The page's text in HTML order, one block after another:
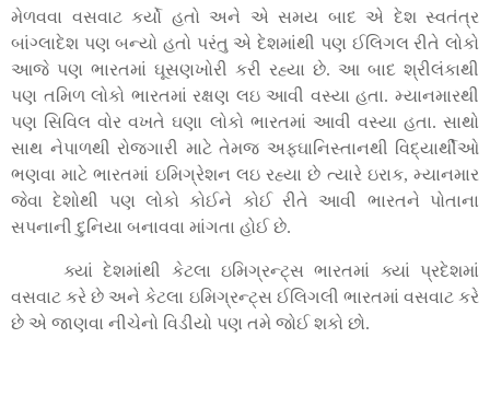
મેળવવા વસવાટ કર્યો હતો અને એ સમય બાદ એ દેશ સ્વતંત્ર
બાંગ્લાદેશ પણ બન્યો હતો પરંતુ એ દેશમાંથી પણ ઈલિગલ રીતે લોકો
આજે પણ ભારતમાં ઘૂસણખોરી કરી રહ્યા છે. આ બાદ શ્રીલંકાથી
પણ તમિળ લોકો ભારતમાં રક્ષણ લઇ આવી વસ્યા હતા. મ્યાનમારથી
પણ સિવિલ વોર વખતે ઘણા લોકો ભારતમાં આવી વસ્યા હતા. સાથો
સાથ નેપાળથી રોજગારી માટે તેમજ અફઘાનિસ્તાનથી વિદ્યાર્થીઓ
ભણવા માટે ભારતમાં ઇમિગ્રેશન લઇ રહ્યા છે ત્યારે ઇરાક,મ્યાનમાર
જેવા દેશોથી પણ લોકો કોઈને કોઈ રીતે આવી ભારતને પોતાના
સપનાની દુનિયા બનાવવા માંગતા હોઈ છે.
ક્યાં દેશમાંથી કેટલા ઇમિગ્રન્ટ્સ ભારતમાં ક્યાં પ્રદેશમાં
વસવાટ કરે છે અને કેટલા ઇમિગ્રન્ટ્સ ઈલિગલી ભારતમાં વસવાટ કરે
છે એ જાણવા નીચેનો વિડીયો પણ તમે જોઈ શકો છો.